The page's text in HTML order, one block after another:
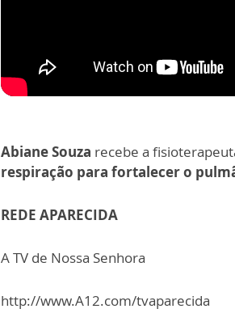
Abiane Souza recebe a
respiração para fortalecer o
REDE APARECIDA
A TV de Nossa Senhora
http://www.A12.com/tvaparecida